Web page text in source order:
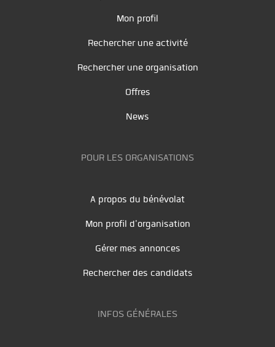
Mon profil
Rechercher une activité
Rechercher une organisation
Offres
News
POUR LES ORGANISATIONS
A propos du bénévolat
Mon profil d'organisation
Gérer mes annonces
Rechercher des candidats
INFOS GÉNÉRALES